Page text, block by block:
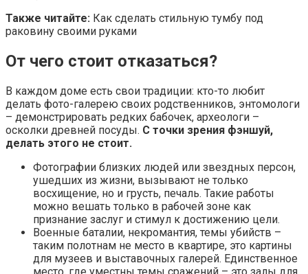
Мосты и высокие здания символизируют
карьерную лестницу, а уходящая вдаль
целеустремленности. Что же касается жилых
помещений, то здесь тоже есть свои нюансы.
Прихожая
Первое, что видят гости при входе в дом, оставляет
самое яркое впечатление. Поэтому важно правильно
обустроить прихожую с точки зрения фэншуй.
место копит и распределяет энергию по всему дому.
Способствуют этому картины с пейзажами,
натюрмортами, неагрессивными животными и птицами.
Для привлечения денег в дом напротив входной двери
вешаютизображение денежного дерева.В
небольшой прихожей картина должна занимать не
более трети свободного места на стене. Если же входная
комната представляет собой коридор, то здесь уместны
модульные картины.